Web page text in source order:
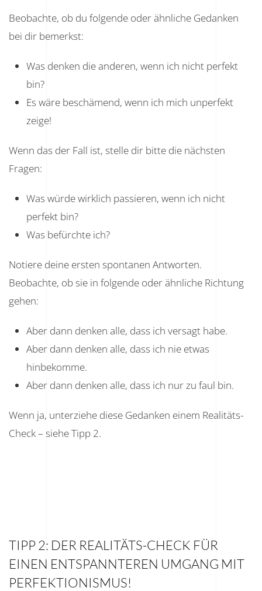
Beobachte, ob du folgende oder ähnliche Gedanken
bei dir bemerkst:
Was denken die anderen, wenn ich nicht perfekt
bin?
Es wäre beschämend, wenn ich mich unperfekt
zeige!
Wenn das der Fall ist, stelle dir bitte die nächsten
Fragen:
Was würde wirklich passieren, wenn ich nicht
perfekt bin?
Was befürchte ich?
Notiere deine ersten spontanen Antworten.
Beobachte, ob sie in folgende oder ähnliche Richtung
gehen:
Aber dann denken alle, dass ich versagt habe.
Aber dann denken alle, dass ich nie etwas
hinbekomme.
Aber dann denken alle, dass ich nur zu faul bin.
Wenn ja, unterziehe diese Gedanken einem Realitäts-
Check – siehe Tipp 2.
TIPP 2: DER REALITÄTS-CHECK FÜR
EINEN ENTSPANNTEREN UMGANG MIT
PERFEKTIONISMUS!